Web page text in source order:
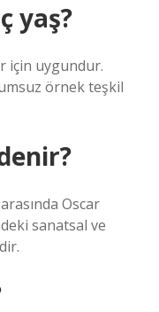
yaş?
için uygundur.
örnek teşkil
Oscar
sanatsal ve